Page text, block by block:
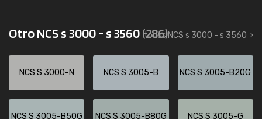
Otro NCS s 3000 - s 3560(286)
todos NCS s 3000 - s 3560
NCS S 3000-N NCS S 3005-B NCS S 3005-B20G
NCS S 3005-B50G NCS S 3005-B80G NCS S 3005-G